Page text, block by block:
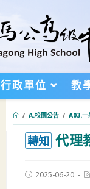
行政單位 教
/ A.校園公告 / A03.一
轉知 代理
Post2025-06-20